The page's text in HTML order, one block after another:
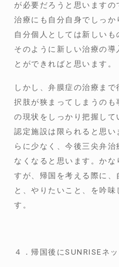
が必要だろうと思いますの
治療にも自分自身でしっか
自分個人としては新しいも
そのように新しい治療の導
とができればと思います。
しかし、弁膜症の治療ま
択肢が狭まってしまうの
の現状をしっかり把握して
認定施設は限られると思
らに少なく、今後三尖弁
なくなると思います。かな
すが、帰国を考える際に、
と、やりたいこと、を吟
す。
４．帰国後にSUNRISEネ